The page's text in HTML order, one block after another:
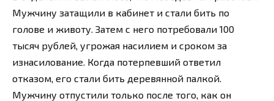
Мужчину затащили в кабинет и стали бить по
голове и животу. Затем с него потребовали 100
тысяч рублей, угрожая насилием и сроком за
изнасилование. Когда потерпевший ответил
отказом, его стали бить деревянной палкой.
Мужчину отпустили только после того, как он